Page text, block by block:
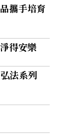
攜手培育
得安樂
法系列